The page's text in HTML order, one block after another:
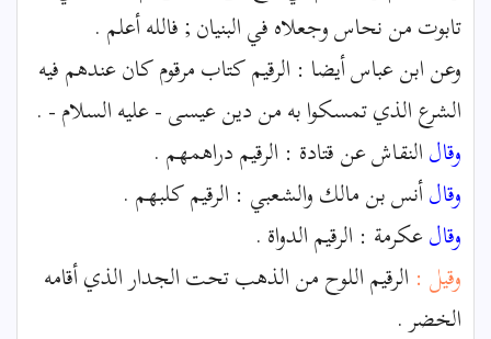
تابوت من نحاس وجعلاه في البنيان ; فالله أعلم .
وعن ابن عباس أيضا : الرقيم كتاب مرقوم كان عندهم فيه
الشرع الذي تمسكوا به من دين عيسى - عليه السلام - .
وقالالنقاش عن قتادة : الرقيم دراهمهم .
وقالأنس بن مالك والشعبي : الرقيم كلبهم .
وقالعكرمة : الرقيم الدواة .
وقيل : الرقيم اللوح من الذهب تحت الجدار الذي أقامه
الخضر .